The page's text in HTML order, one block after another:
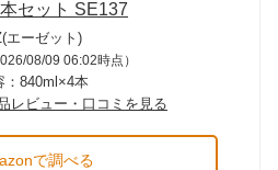
セット SE137
エーゼット)
08/09 06:02時点）
：840ml×4本
レビュー・口コミを見る
で調べる